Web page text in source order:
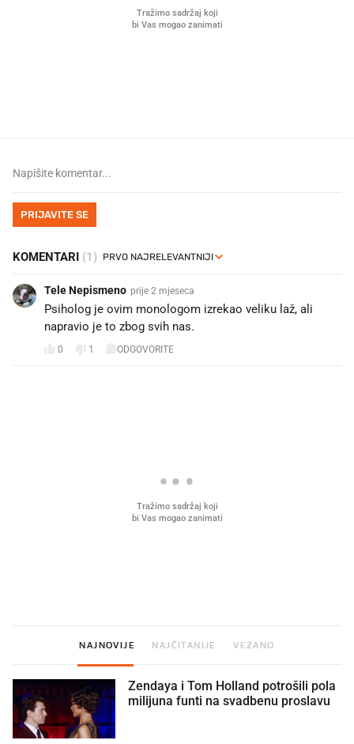
PRIJAVITE SE
KOMENTARI (1)
Tele Nepismeno prije 2 mjeseca
Psiholog je ovim monologom izrekao veliku laž, ali
napravio je to zbog svih nas.
0 1 ODGOVORITE
NAJNOVIJE NAJČITANIJE VEZANO
Zendaya i Tom Holland potrošili pola
milijuna funti na svadbenu proslavu